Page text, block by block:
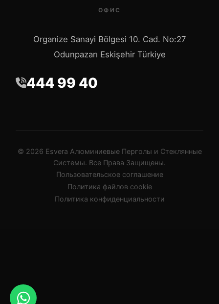
ОФИС
Organize Sanayi Bölgesi 10. Cad. No:27
Odunpazarı Eskişehir Türkiye
444 99 40
© 2026 Esvera Алюминиевые Перголы и Стеклянные
Системы. Все Права Защищены.
Пользовательское соглашение
Политика файлов cookie
Политика конфиденциальности